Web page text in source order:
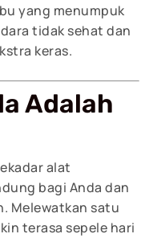
yang menumpuk
tidak sehat dan
keras.
Adalah
alat
bagi Anda dan
Melewatkan satu
terasa sepele hari